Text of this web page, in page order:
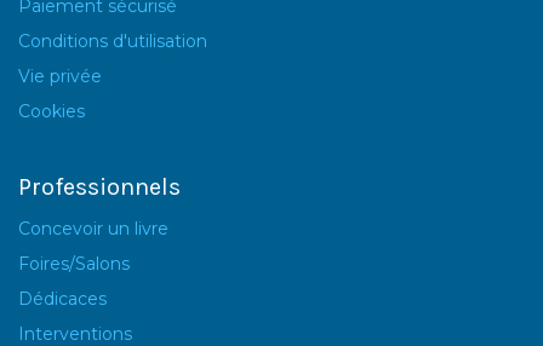
Paiement sécurisé
Conditions d'utilisation
Vie privée
Cookies
Professionnels
Concevoir un livre
Foires/Salons
Dédicaces
Interventions